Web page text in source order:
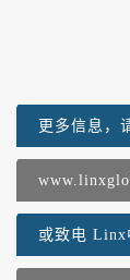
更多信息，
或致电 Linx